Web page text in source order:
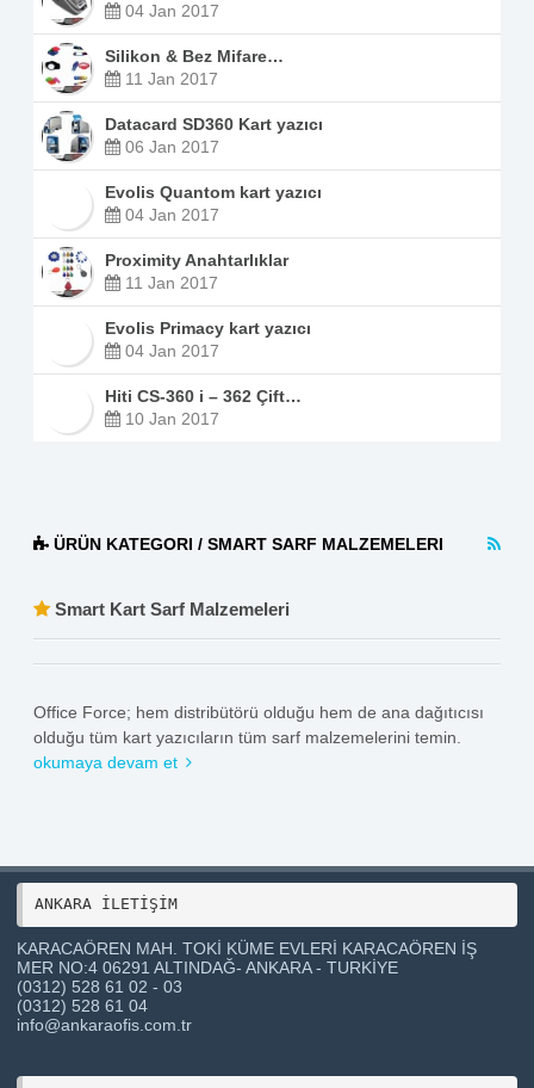
04 Jan 2017
Silikon & Bez Mifare…
11 Jan 2017
Datacard SD360 Kart yazıcı
06 Jan 2017
Evolis Quantom kart yazıcı
04 Jan 2017
Proximity Anahtarlıklar
11 Jan 2017
Evolis Primacy kart yazıcı
04 Jan 2017
Hiti CS-360 i – 362 Çift…
10 Jan 2017
ÜRÜN KATEGORI / SMART SARF MALZEMELERI
Smart Kart Sarf Malzemeleri
Office Force; hem distribütörü olduğu hem de ana dağıtıcısı
olduğu tüm kart yazıcıların tüm sarf malzemelerini temin.
okumaya devam et
ANKARA İLETİŞİM
KARACAÖREN MAH. TOKİ KÜME EVLERİ KARACAÖREN İŞ
MER NO:4 06291 ALTINDAĞ- ANKARA - TURKİYE
(0312) 528 61 02 - 03
(0312) 528 61 04
info@ankaraofis.com.tr